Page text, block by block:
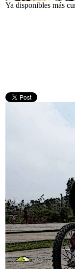
Ya disponibles más